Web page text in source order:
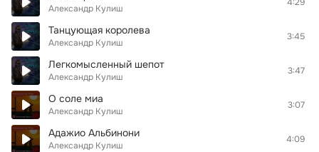
Александр Кулиш
Танцующая королева
Александр Кулиш
3:45
Легкомысленный шепот
Александр Кулиш
3:47
О соле миа
Александр Кулиш
3:07
Адажио Альбинони
Александр Кулиш
4:09